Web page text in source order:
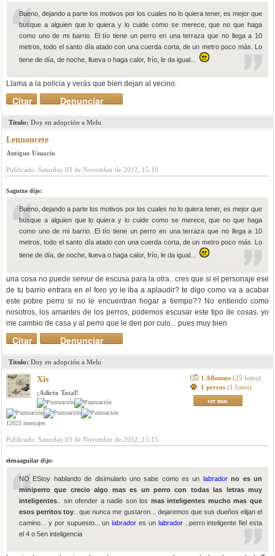
Bueno, dejando a parte los motivos por los cuales no lo quiera tener, es mejor que
busque a alguien que lo quiera y lo cuide como se merece, que no que haga
como uno de mi barrio. El tío tiene un perro en una terraza que no llega a 10
metros, todo el santo día atado con una cuerda corta, de un metro poco más. Lo
tiene de día, de noche, llueva o haga calor, frío, le da igual...
Llama a la policia y verás que bien dejan al vecino.
Denunciar
mensaje
Citar
Titulo: Doy en adopción a Melu
Lennoncete
Antiguo Usuario
Publicado: Saturday 03 de November de 2012, 15:10
Sagutxo dijo:
Bueno, dejando a parte los motivos por los cuales no lo quiera tener, es mejor que
busque a alguien que lo quiera y lo cuide como se merece, que no que haga
como uno de mi barrio. El tío tiene un perro en una terraza que no llega a 10
metros, todo el santo día atado con una cuerda corta, de un metro poco más. Lo
tiene de día, de noche, llueva o haga calor, frío, le da igual...
una cosa no puede servur de escusa para la otra.. cres que si el personaje ese
de tu barrio entrara en el foro yo le iba a aplaudir? te digo como va a acabar
este pobre perro si no le encuentran hogar a tiempo?? No entiendo como
nosotros, los amantes de los perros, podemos escusar este tipo de cosas. yo
me cambio de casa y al perro que le den por culo... pues muy bien
Denunciar
mensaje
Citar
Titulo: Doy en adopción a Melu
Xis
¡Adicto Total!
12023 mensajes
1 Albumes (25 fotos)
1 perros (1 fotos)
ver mas
Publicado: Saturday 03 de November de 2012, 15:15
elenaaguilar dijo:
NO EStoy hablando de disimularlo uno sabe como es un labrador no es un
miniperro que crecio algo mas es un perro con todas las letras muy
inteligentes .. sin ofender a nadie son los mas inteligentes mucho mas que
esos perritos toy .. que nunca me gustaron... dejaremos que sus dueños elijan el
camino... y por supuesto... unlabrador es un labrador..perro inteligente fiel esta
el 4 o 5en inteligencia